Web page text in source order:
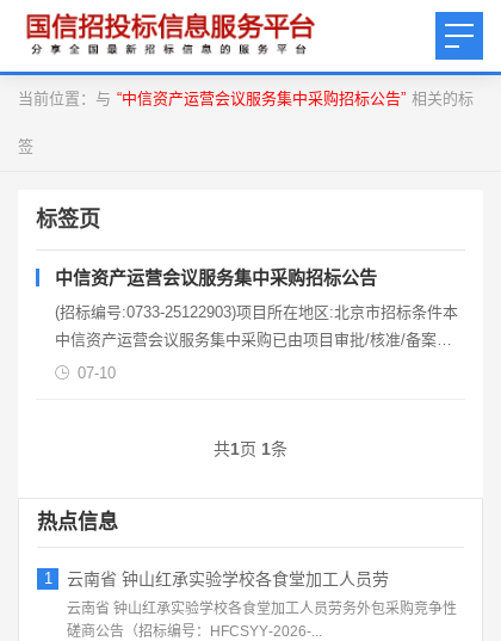
当前位置：与 “中信资产运营会议服务集中采购招标公告” 相关的标
签
标签页
中信资产运营会议服务集中采购招标公告
(招标编号:0733-25122903)项目所在地区:北京市招标条件本
中信资产运营会议服务集中采购已由项目审批/核准/备案机
关批准，项目资金来源为 其他资金31
07-10
共1页 1条
热点信息
1 云南省 钟山红承实验学校各食堂加工人员劳
云南省 钟山红承实验学校各食堂加工人员劳务外包采购竞争性
磋商公告（招标编号：HFCSYY‑2026‑...